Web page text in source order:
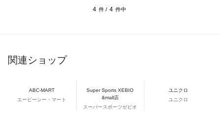
4 件 / 4 件中
関連ショップ
ABC-MART
エービーシー・マート
Super Sports XEBIO
&mall店
スーパースポーツゼビオ
ユニクロ
ユニクロ